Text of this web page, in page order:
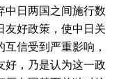
中日两国之间施行数
友好政策，使中日关
信受到严重影响，
好，乃是认为这一政